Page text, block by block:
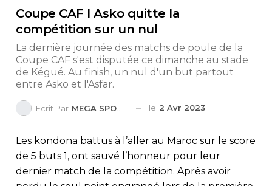
Coupe CAF I Asko quitte la
compétition sur un nul
La dernière journée des matchs de poule de la
Coupe CAF s'est disputée ce dimanche au stade
de Kégué. Au finish, un nul d'un but partout
entre Asko et l'Asfar.
Ecrit Par MEGA SPORTS le 2 Avr 2023
Les kondona battus à l’aller au Maroc sur le score
de 5 buts 1, ont sauvé l’honneur pour leur
dernier match de la compétition. Après avoir